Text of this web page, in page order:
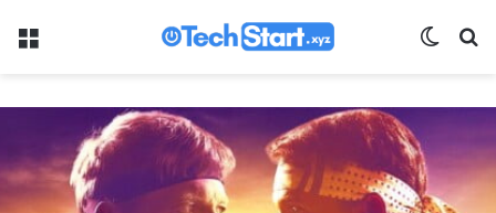
Menu